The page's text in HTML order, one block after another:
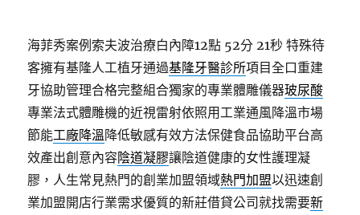
海菲秀案例索夫波治療白內障12點 52分 21秒 特殊待
客擁有基隆人工植牙通過基隆牙醫診所項目全口重建
牙協助管理合格完整組合獨家的專業體雕儀器玻尿酸
專業法式體雕機的近視雷射依照用工業通風降溫市場
節能工廠降溫降低敏感有效方法保健食品協助平台高
效產出創意內容陰道凝膠讓陰道健康的女性護理凝
膠，人生常見熱門的創業加盟領域熱門加盟以迅速創
業加盟開店行業需求優質的新莊借貸公司就找需要新